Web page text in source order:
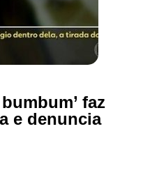
faz
e denuncia